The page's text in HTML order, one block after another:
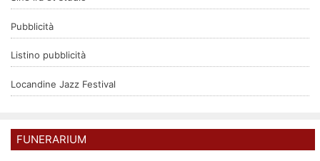
Pubblicità
Listino pubblicità
Locandine Jazz Festival
FUNERARIUM